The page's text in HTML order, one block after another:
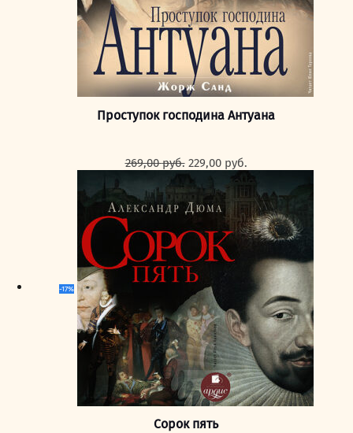
Проступок господина Антуана
269,00руб. Первоначальная
составляла
269,00 руб..
229,00 руб.
229,00 руб..
-17%
Сорок пять